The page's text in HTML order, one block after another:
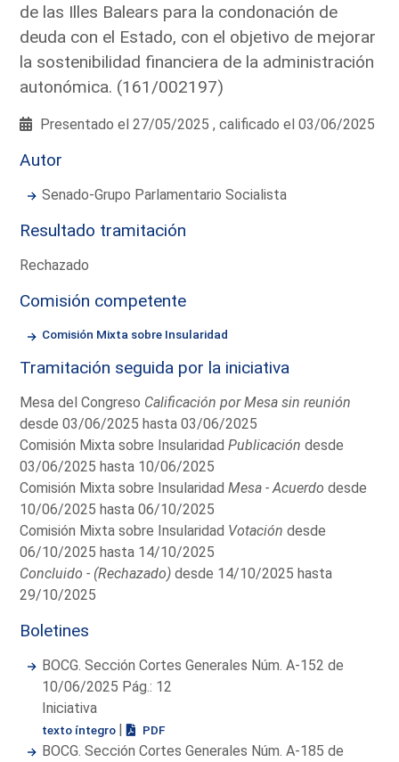
de las Illes Balears para la condonación de
deuda con el Estado, con el objetivo de mejorar
la sostenibilidad financiera de la administración
autonómica. (161/002197)
Presentado el 27/05/2025 , calificado el 03/06/2025
Autor
Senado-Grupo Parlamentario Socialista
Resultado tramitación
Rechazado
Comisión competente
Comisión Mixta sobre Insularidad
Tramitación seguida por la iniciativa
Mesa del Congreso Calificación por Mesa sin reunión
desde 03/06/2025 hasta 03/06/2025
Comisión Mixta sobre InsularidadPublicación desde
03/06/2025 hasta 10/06/2025
Comisión Mixta sobre InsularidadMesa - Acuerdo desde
10/06/2025 hasta 06/10/2025
Comisión Mixta sobre Insularidad Votación desde
06/10/2025 hasta 14/10/2025
Concluido - (Rechazado) desde 14/10/2025 hasta
29/10/2025
Boletines
BOCG. Sección Cortes Generales Núm. A-152 de
10/06/2025 Pág.: 12
Iniciativa
texto íntegro | PDF
BOCG. Sección Cortes Generales Núm. A-185 de